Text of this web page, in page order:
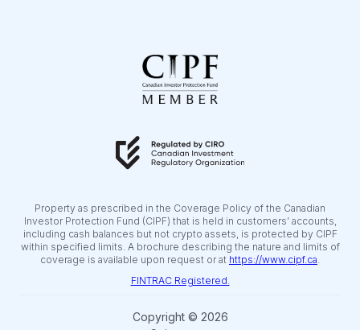
Property as prescribed in the Coverage Policy of the Canadian
Investor Protection Fund (CIPF) that is held in customers’ accounts,
including cash balances but not crypto assets, is protected by CIPF
within specified limits. A brochure describing the nature and limits of
coverage is available upon request or at https://www.cipf.ca
FINTRAC Registered.
Copyright © 2026